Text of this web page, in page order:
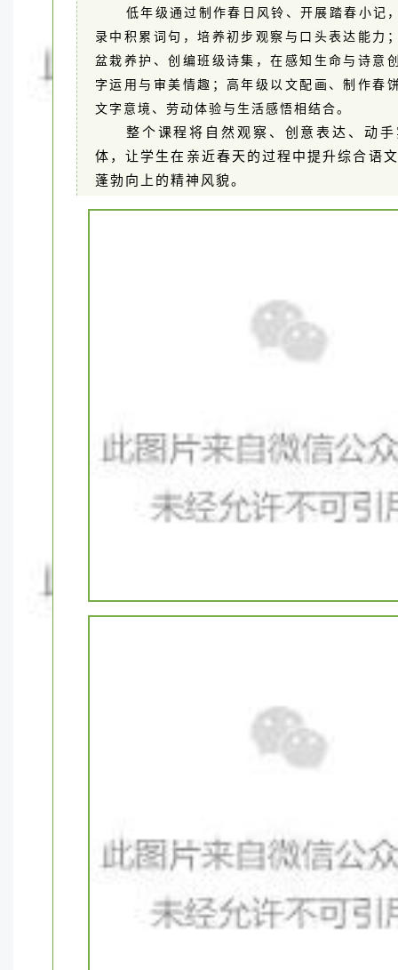
低年级通过制作春日风铃、开展踏春小记
录中积累词句，培养初步观察与口头表达能力
盆栽养护、创编班级诗集，在感知生命与诗意
字运用与审美情趣；高年级以文配画、制作春
文字意境、劳动体验与生活感悟相结合。
整个课程将自然观察、创意表达、动
体，让学生在亲近春天的过程中提升综合语
蓬勃向上的精神风貌。